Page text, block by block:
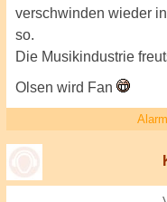
verschwinden wieder
so.
Die Musikindustrie
Olsen wird Fan
Alarm